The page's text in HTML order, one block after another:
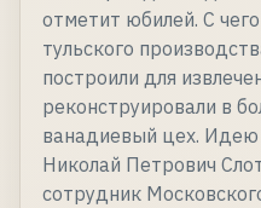
отметит юбилей. С
тульского
построили для
реконструировали в
ванадиевый цех. Идею
Николай Петрович
сотрудник